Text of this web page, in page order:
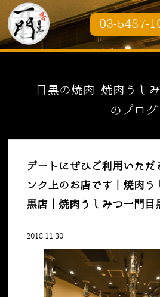
03-5487-
目黒の焼肉 焼肉うし
のブログ
デートにぜひご利用いただ
ンク上のお店です｜焼肉
黒店｜焼肉うしみつ一門目
2018.11.30